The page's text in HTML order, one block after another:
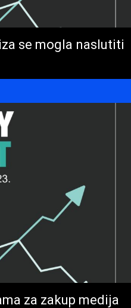
se mogla naslutiti
za zakup medija